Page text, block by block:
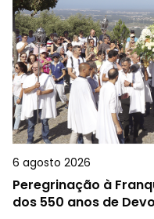
6 agosto 2026
Peregrinação à
dos 550 anos de